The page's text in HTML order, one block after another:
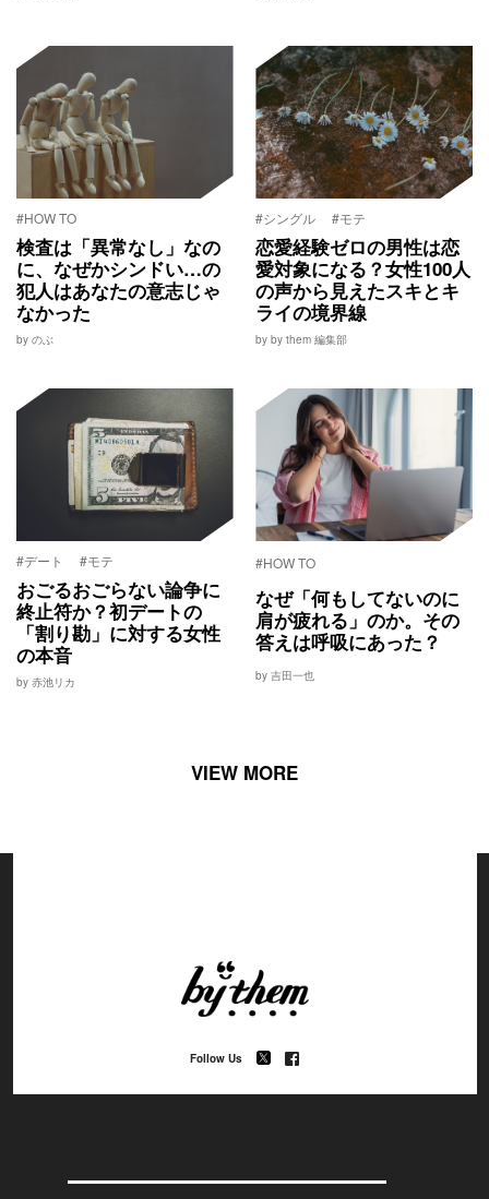
#HOW TO
検査は「異常なし」なの
に、なぜかシンドい…の
犯人はあなたの意志じゃ
なかった
by のぶ
#シングル #モテ
恋愛経験ゼロの男性は恋
愛対象になる？女性100人
の声から見えたスキとキ
ライの境界線
by by them 編集部
#デート #モテ
おごるおごらない論争に
終止符か？初デートの
「割り勘」に対する女性
の本音
by 赤池リカ
#HOW TO
なぜ「何もしてないのに
肩が疲れる」のか。その
答えは呼吸にあった？
by 吉田一也
VIEW MORE
Follow Us